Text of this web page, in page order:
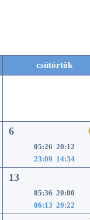
csütörtök
6
05:26 20:12
23:09 14:34
13
05:36 20:00
06:13 20:22